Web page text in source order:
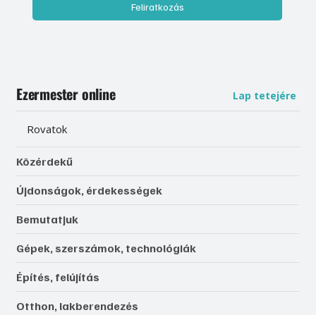
Feliratkozás
Ezermester online Lap tetejére
Rovatok
Közérdekű
Újdonságok, érdekességek
Bemutatjuk
Gépek, szerszámok, technológiák
Építés, felújítás
Otthon, lakberendezés